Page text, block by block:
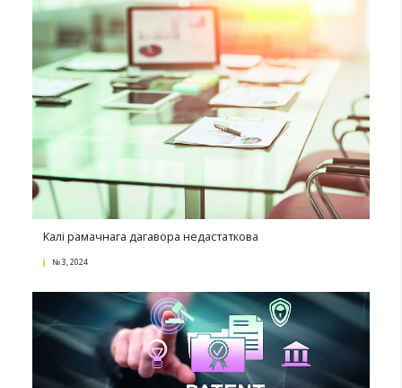
Формула поспеху – сумесная праца